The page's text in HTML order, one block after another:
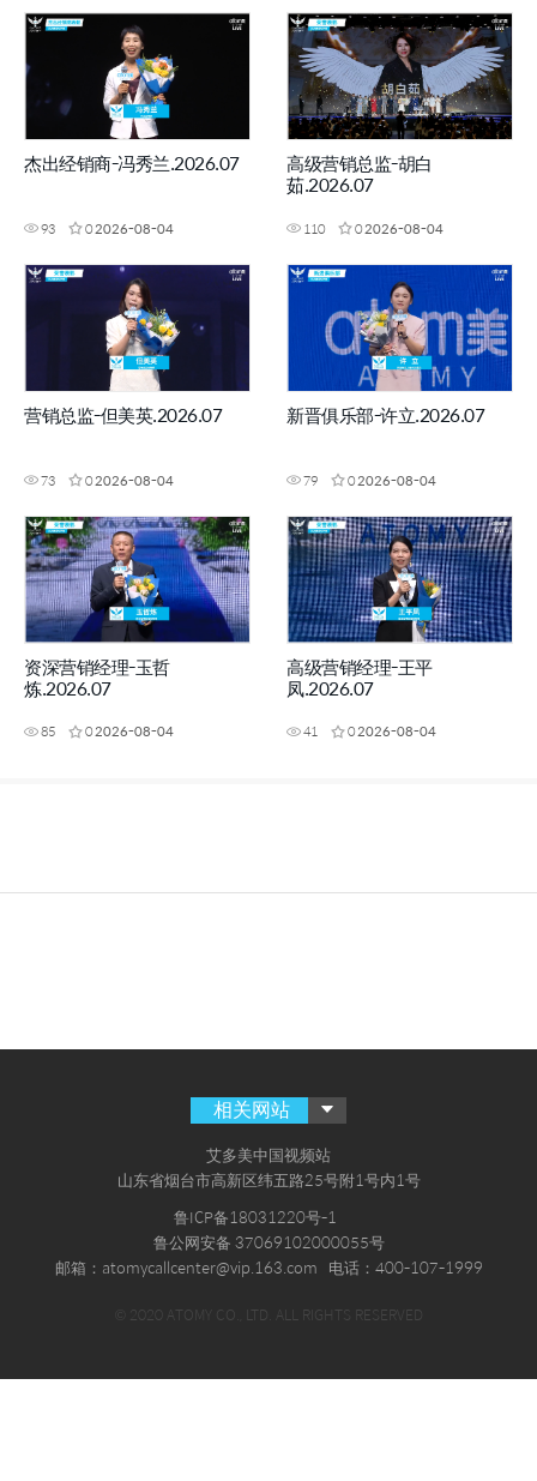
杰出经销商-冯秀兰.2026.07
93 02026-08-04
高级营销总监-胡白
茹.2026.07
110 02026-08-04
营销总监-但美英.2026.07
73 02026-08-04
新晋俱乐部-许立.2026.07
79 02026-08-04
资深营销经理-玉哲
炼.2026.07
85 02026-08-04
高级营销经理-王平
凤.2026.07
41 02026-08-04
相关网站
艾多美中国视频站
山东省烟台市高新区纬五路25号附1号内1号
鲁ICP备18031220号-1
鲁公网安备 37069102000055号
邮箱：atomycallcenter@vip.163.com 电话：400-107-1999
© 2020 ATOMY CO., LTD. ALL RIGHTS RESERVED